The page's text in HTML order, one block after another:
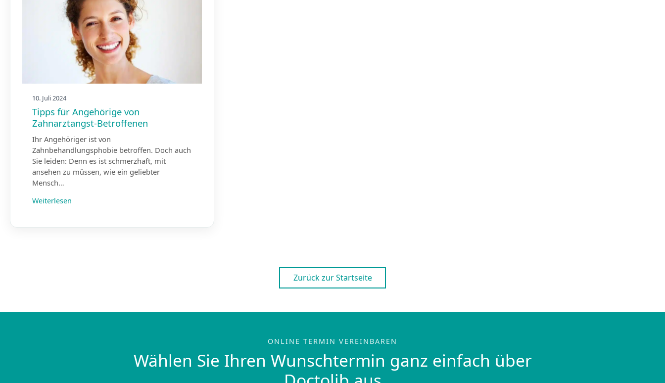
10. Juli 2024
Tipps für Angehörige von
Zahnarztangst-Betroffenen
Ihr Angehöriger ist von
Zahnbehandlungsphobie betroffen. Doch auch
Sie leiden: Denn es ist schmerzhaft, mit
ansehen zu müssen, wie ein geliebter
Mensch…
Weiterlesen
Zurück zur Startseite
ONLINE TERMIN VEREINBAREN
Wählen Sie Ihren Wunschtermin ganz einfach über